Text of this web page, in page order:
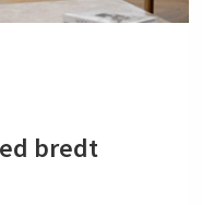
bredt